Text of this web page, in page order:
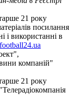
21 року
посилання
і використанні в
football24.ua
компаній"
21 року